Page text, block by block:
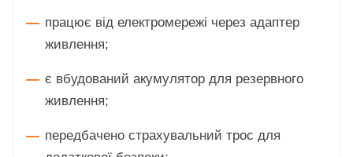
працює від електромережі через адаптер
живлення;
є вбудований акумулятор для резервного
живлення;
передбачено страхувальний трос для